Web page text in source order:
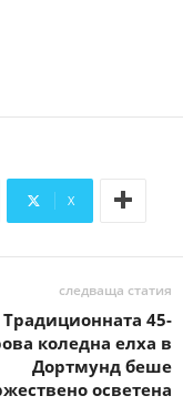
X
следваща статия
Традиционната 45-
коледна елха в
Дортмунд беше
осветена